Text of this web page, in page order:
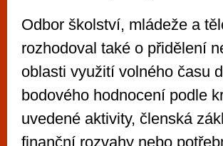
Odbor školství, mládeže a
rozhodoval také o přidělení
oblasti využití volného času
bodového hodnocení podle
uvedené aktivity, členská
finanční rozvahy nebo